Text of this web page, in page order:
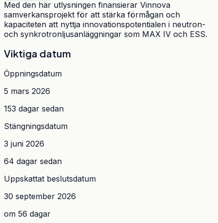
Med den här utlysningen finansierar Vinnova
samverkansprojekt för att stärka förmågan och
kapaciteten att nyttja innovationspotentialen i neutron-
och synkrotronljusanläggningar som MAX IV och ESS.
Viktiga datum
Öppningsdatum
5 mars 2026
153 dagar sedan
Stängningsdatum
3 juni 2026
64 dagar sedan
Uppskattat beslutsdatum
30 september 2026
om 56 dagar